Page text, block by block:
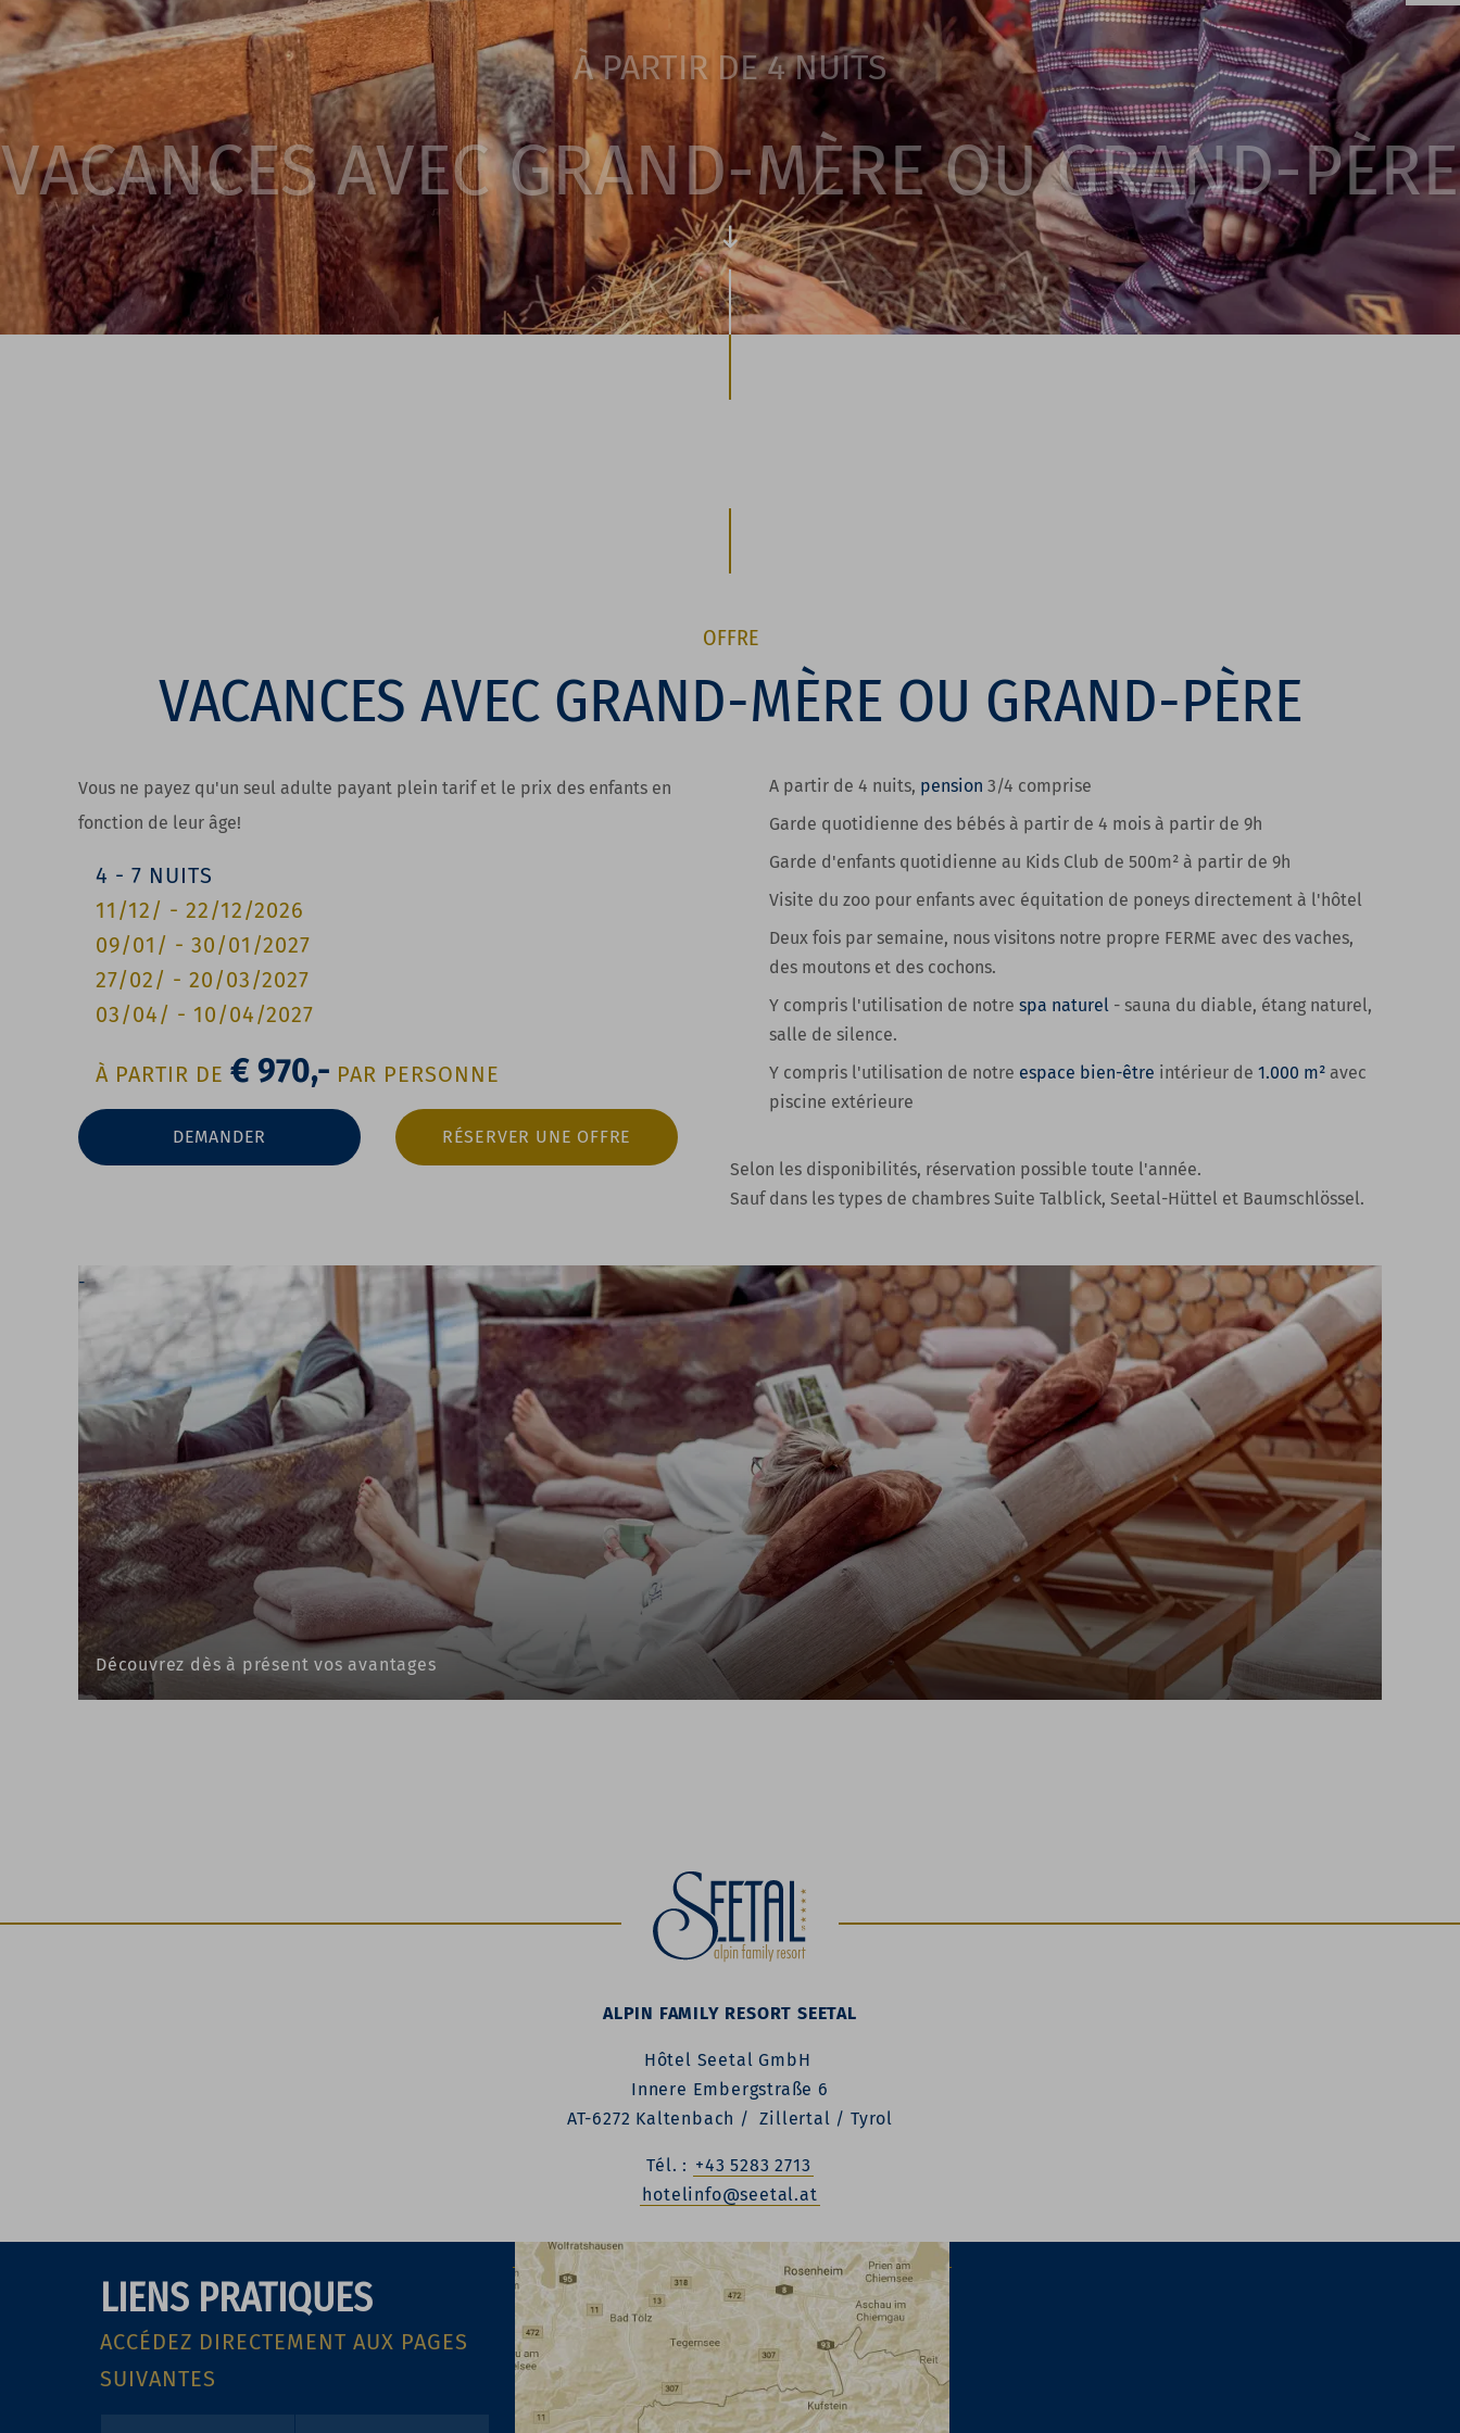
OFFRE
VACANCES AVEC GRAND-MÈRE OU GRAND-PÈRE
Vous ne payez qu'un seul adulte payant plein tarif et le prix des enfants en
fonction de leur âge!
4 - 7 NUITS
11/12/ - 22/12/2026
09/01/ - 30/01/2027
27/02/ - 20/03/2027
03/04/ - 10/04/2027
À PARTIR DE € 970,- PAR PERSONNE
DEMANDER RÉSERVER UNE OFFRE
A partir de 4 nuits, pension 3/4 comprise
Garde quotidienne des bébés à partir de 4 mois à partir de 9h
Garde d'enfants quotidienne au Kids Club de 500m² à partir de 9h
Visite du zoo pour enfants avec équitation de poneys directement à l'hôtel
Deux fois par semaine, nous visitons notre propre FERME avec des vaches,
des moutons et des cochons.
Y compris l'utilisation de notre spa naturel - sauna du diable, étang naturel,
salle de silence.
Y compris l'utilisation de notre espace bien-être intérieur de 1.000 m² avec
piscine extérieure
Selon les disponibilités, réservation possible toute l'année.
Sauf dans les types de chambres Suite Talblick, Seetal-Hüttel et Baumschlössel.
Découvrez dès à présent vos avantages
ALPIN FAMILY RESORT SEETAL
Hôtel Seetal GmbH
Innere Embergstraße 6
AT-6272 Kaltenbach / Zillertal / Tyrol
Tél. : +43 5283 2713
hotelinfo@seetal.at
LIENS PRATIQUES
ACCÉDEZ DIRECTEMENT AUX PAGES
SUIVANTES